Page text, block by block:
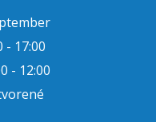
- 17:00
- 12:00